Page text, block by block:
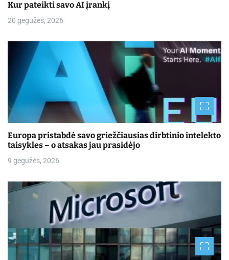
Kur pateikti savo AI įrankį
20 gegužės, 2026
Europa pristabdė savo griežčiausias dirbtinio intelekto
taisykles – o atsakas jau prasidėjo
9 gegužės, 2026